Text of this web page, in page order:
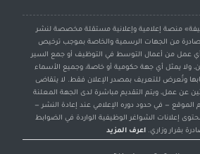
منصة إعلامية وإعلانية مستقلة مخصصة لنشر
الصادرة من الجهات الرسمية والخاصة بموجب ترخيص
أي عمل من أعمال التوسط في التوظيف أو جمع السير
ولا يمثل أي جهة حكومية أو خاصة، وجميع الأسماء
وتُعرض للتعريف بمصدر الإعلان فقط. لا يتقاضى
عن عمل، ويتم التقديم مباشرة لدى الجهة المعلنة
الموقع — في حدود دوره الإعلامي عند إعادة النشر —
إعلانات الشواغر الوظيفية الواردة في الضوابط
بقرار وزاري. اعرف المزيد